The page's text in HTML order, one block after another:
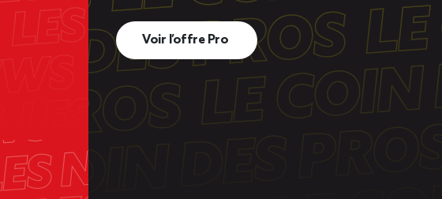
Voir l’offre Pro